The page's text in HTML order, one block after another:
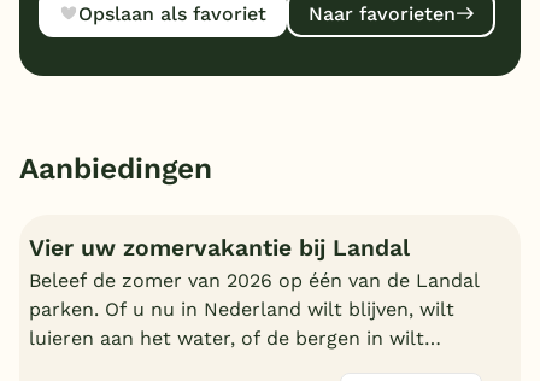
Opslaan als favoriet Naar favorieten
Aanbiedingen
Vier uw zomervakantie bij Landal
Beleef de zomer van 2026 op één van de Landal
parken. Of u nu in Nederland wilt blijven, wilt
luieren aan het water, of de bergen in wilt